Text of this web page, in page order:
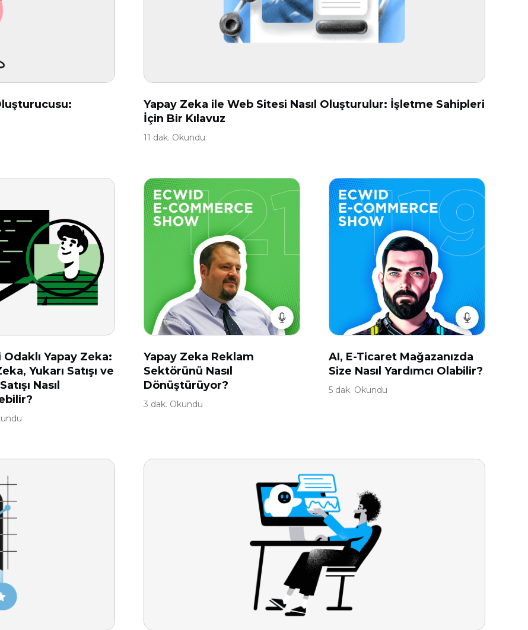
Yapay Zeka ile Web Sitesi Nasıl Oluşturulur: İşletme Sahipleri
İçin Bir Kılavuz
11 dak. Okundu
Yapay Zeka:
Yukarı Satışı ve
Nasıl
Yapay Zeka Reklam
Sektörünü Nasıl
Dönüştürüyor?
3 dak. Okundu
AI, E-Ticaret Mağazanızda
Size Nasıl Yardımcı Olabilir?
5 dak. Okundu